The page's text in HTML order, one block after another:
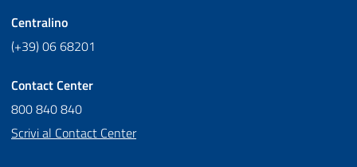
Centralino
(+39) 06 68201
Contact Center
800 840 840
Scrivi al Contact Center